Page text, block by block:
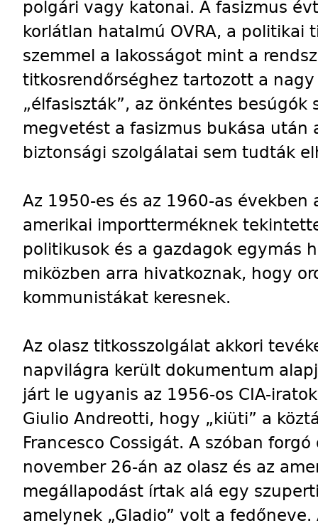
polgári vagy katonai. A fasizmus
korlátlan hatalmú OVRA, a politikai
szemmel a lakosságot mint a
titkosrendőrséghez tartozott a
„élfasiszták”, az önkéntes
megvetést a fasizmus bukása után
biztonsági szolgálatai sem tudták
Az 1950-es és az 1960-as években
amerikai importterméknek
politikusok és a gazdagok egymás
miközben arra hivatkoznak, hogy
kommunistákat keresnek.
Az olasz titkosszolgálat akkori
napvilágra került dokumentum
járt le ugyanis az 1956-os CIA-
Giulio Andreotti, hogy „kiüti” a
Francesco Cossigát. A szóban
november 26-án az olasz és az
megállapodást írtak alá egy
amelynek „Gladio” volt a